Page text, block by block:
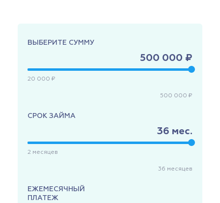
ВЫБЕРИТЕ СУММУ
500 000 ₽
20 000 ₽
500 000 ₽
СРОК ЗАЙМА
36 мес.
2 месяцев
36 месяцев
ЕЖЕМЕСЯЧНЫЙ
ПЛАТЕЖ